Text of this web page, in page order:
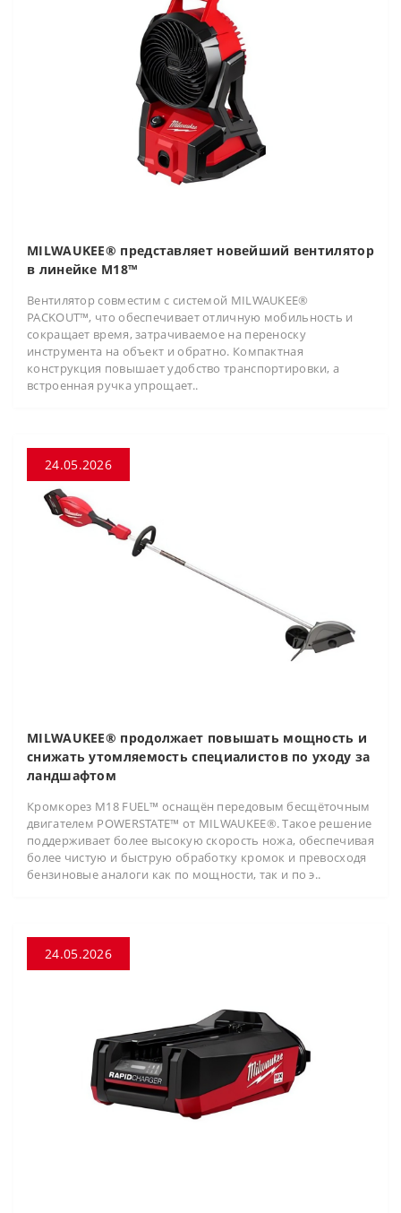
MILWAUKEE® представляет новейший вентилятор
в линейке M18™
Вентилятор совместим с системой MILWAUKEE®
PACKOUT™, что обеспечивает отличную мобильность и
сокращает время, затрачиваемое на переноску
инструмента на объект и обратно. Компактная
конструкция повышает удобство транспортировки, а
встроенная ручка упрощает..
24.05.2026
MILWAUKEE® продолжает повышать мощность и
снижать утомляемость специалистов по уходу за
ландшафтом
Кромкорез M18 FUEL™ оснащён передовым бесщёточным
двигателем POWERSTATE™ от MILWAUKEE®. Такое решение
поддерживает более высокую скорость ножа, обеспечивая
более чистую и быструю обработку кромок и превосходя
бензиновые аналоги как по мощности, так и по э..
24.05.2026